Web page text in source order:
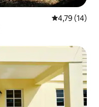
Gemiddelde
4,79 (14)